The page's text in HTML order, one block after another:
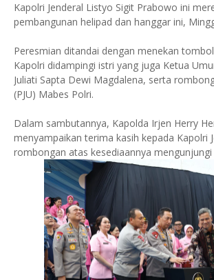
Kapolri Jenderal Listyo Sigit Prabowo ini
pembangunan helipad dan hanggar ini,
Peresmian ditandai dengan menekan
Kapolri didampingi istri yang juga Ketua
Juliati Sapta Dewi Magdalena, serta
(PJU) Mabes Polri.
Dalam sambutannya, Kapolda Irjen Herry
menyampaikan terima kasih kepada Kapolri
rombongan atas kesediaannya mengunjungi